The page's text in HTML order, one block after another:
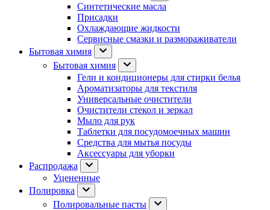
Синтетические масла
Присадки
Охлаждающие жидкости
Сервисные смазки и размораживатели
Бытовая химия
Бытовая химия
Гели и кондиционеры для стирки белья
Ароматизаторы для текстиля
Универсальные очистители
Очистители стекол и зеркал
Мыло для рук
Таблетки для посудомоечных машин
Средства для мытья посуды
Аксессуары для уборки
Распродажа
Уцененные
Полировка
Полировальные пасты